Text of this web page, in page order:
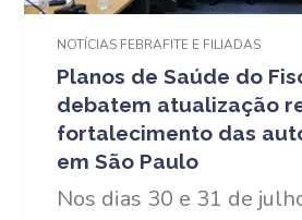
NOTÍCIAS FEBRAFITE E FILIADAS
Planos de Saúde do
debatem atualização
fortalecimento das
em São Paulo
Nos dias 30 e 31 de